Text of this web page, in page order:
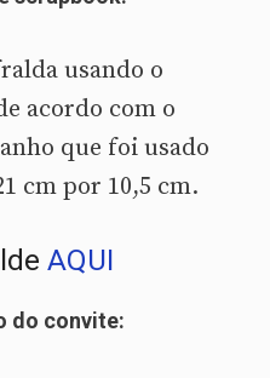
usando o
acordo com o
que foi usado
cm por 10,5 cm.
AQUI
do convite: